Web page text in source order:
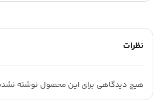
نیافتد و خراب نشود ! سعی کند،مدت زمان
دقیقه بعد از انکه چسب حرارتی روشن
استفاده،دور اطراف را کمی تمیز و مرتب کنید
نظرات
هیچ دیدگاهی برای این محصول نوشته